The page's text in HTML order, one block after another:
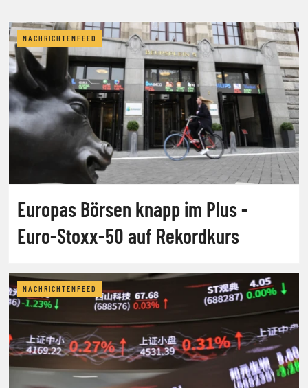
NACHRICHTENFEED
Europas Börsen knapp im Plus -
Euro-Stoxx-50 auf Rekordkurs
NACHRICHTENFEED